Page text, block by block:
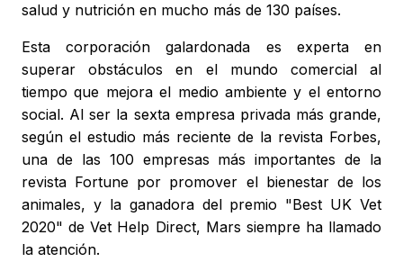
salud y nutrición en mucho más de 130 países.
Esta corporación galardonada es experta en
superar obstáculos en el mundo comercial al
tiempo que mejora el medio ambiente y el entorno
social. Al ser la sexta empresa privada más grande,
según el estudio más reciente de la revista Forbes,
una de las 100 empresas más importantes de la
revista Fortune por promover el bienestar de los
animales, y la ganadora del premio "Best UK Vet
2020" de Vet Help Direct, Mars siempre ha llamado
la atención.